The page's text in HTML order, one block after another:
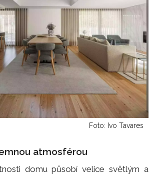
Foto: Ivo Tavares
atmosférou
domu působí velice světlým a